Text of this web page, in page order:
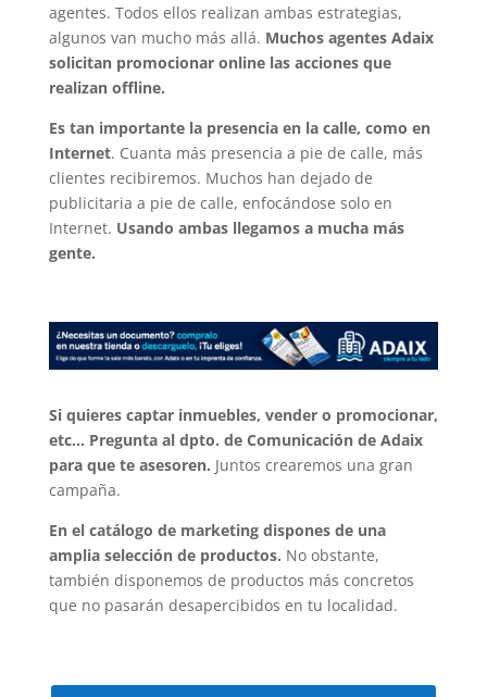
agentes. Todos ellos realizan ambas estrategias,
algunos van mucho más allá. Muchos agentes Adaix
solicitan promocionar online las acciones que
realizan offline.
Es tan importante la presencia en la calle, como en
Internet. Cuanta más presencia a pie de calle, más
clientes recibiremos. Muchos han dejado de
publicitaria a pie de calle, enfocándose solo en
Internet. Usando ambas llegamos a mucha más
gente.
Si quieres captar inmuebles, vender o promocionar,
etc… Pregunta al dpto. de Comunicación de Adaix
para que te asesoren. Juntos crearemos una gran
campaña.
En el catálogo de marketing dispones de una
amplia selección de productos. No obstante,
también disponemos de productos más concretos
que no pasarán desapercibidos en tu localidad.